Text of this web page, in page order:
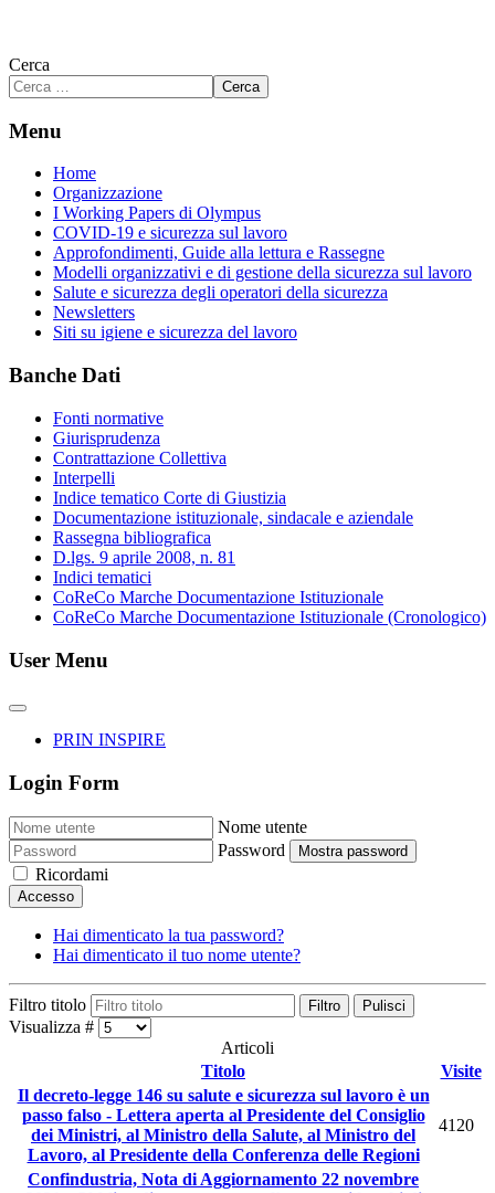
Cerca
Cerca
Menu
Home
Organizzazione
I Working Papers di Olympus
COVID-19 e sicurezza sul lavoro
Approfondimenti, Guide alla lettura e Rassegne
Modelli organizzativi e di gestione della sicurezza sul lavoro
Salute e sicurezza degli operatori della sicurezza
Newsletters
Siti su igiene e sicurezza del lavoro
Banche Dati
Fonti normative
Giurisprudenza
Contrattazione Collettiva
Interpelli
Indice tematico Corte di Giustizia
Documentazione istituzionale, sindacale e aziendale
Rassegna bibliografica
D.lgs. 9 aprile 2008, n. 81
Indici tematici
CoReCo Marche Documentazione Istituzionale
CoReCo Marche Documentazione Istituzionale (Cronologico)
User Menu
PRIN INSPIRE
Login Form
Nome utente
Password
Mostra password
Ricordami
Accesso
Hai dimenticato la tua password?
Hai dimenticato il tuo nome utente?
Filtro titolo Filtro Pulisci
Visualizza #
Articoli
Titolo
Visite
Il decreto-legge 146 su salute e sicurezza sul lavoro è un
passo falso - Lettera aperta al Presidente del Consiglio
dei Ministri, al Ministro della Salute, al Ministro del
Lavoro, al Presidente della Conferenza delle Regioni
4120
Confindustria, Nota di Aggiornamento 22 novembre